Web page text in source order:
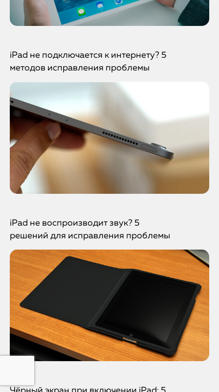
iPad не подключается к интернету? 5
методов исправления проблемы
iPad не воспроизводит звук? 5
решений для исправления проблемы